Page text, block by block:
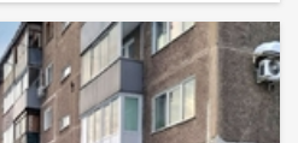
что существенно
порах и позволяет сразу же
с детьми предусмотрена
работают сразу три детских сада
22 ,так что выбрать
труда. Один взрослый